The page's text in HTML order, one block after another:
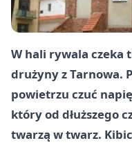
W hali rywala czeka
drużyny z Tarnowa.
powietrzu czuć
który od dłuższego
twarzą w twarz.